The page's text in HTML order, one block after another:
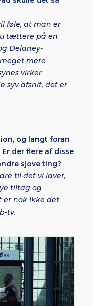
føle, at man er
tættere på en
Delaney-
mere
virker
syv afsnit, det er
og langt foran
der flere af disse
sjove ting?
til det vi laver,
tiltag og
er nok ikke det
tv.